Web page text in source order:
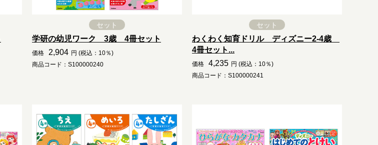
セット
学研の幼児ワーク 3歳 4冊セット
価格 2,904 円 (税込：10％)
商品コード：S100000240
セット
わくわく知育ドリル ディズニー2-4歳
4冊セット...
価格 4,235 円 (税込：10％)
商品コード：S100000241